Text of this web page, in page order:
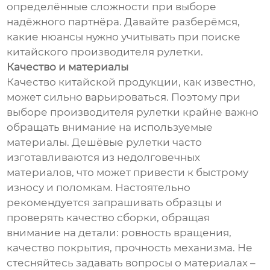
определённые сложности при выборе
надёжного партнёра. Давайте разберёмся,
какие нюансы нужно учитывать при поиске
китайского производителя рулетки.
Качество и материалы
Качество китайской продукции, как известно,
может сильно варьироваться. Поэтому при
выборе производителя рулетки крайне важно
обращать внимание на используемые
материалы. Дешёвые рулетки часто
изготавливаются из недолговечных
материалов, что может привести к быстрому
износу и поломкам. Настоятельно
рекомендуется запрашивать образцы и
проверять качество сборки, обращая
внимание на детали: ровность вращения,
качество покрытия, прочность механизма. Не
стесняйтесь задавать вопросы о материалах –